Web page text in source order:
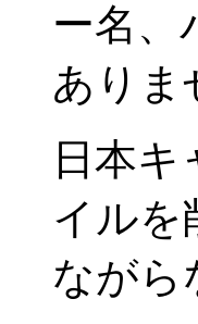
ー名、
ありま
日本
イルを
ながら